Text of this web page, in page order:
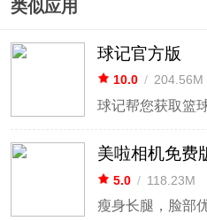
类似应用
球记官方版
10.0 / 204.56M
球记帮您获取篮
美啦相机免费
5.0 / 118.23M
瘦身长腿，脸部